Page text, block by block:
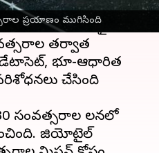
ప్రయాణం ముగిసింది
(JAXA)
కు చెందిన జియోటైల్
తర్వాత
డేటాసెట్, భూ-ఆధారిత
చేసింది
సంవత్సరాల పాలనలో
జియోటైల్